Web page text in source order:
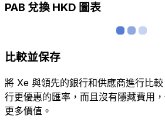
PAB 兌換 HKD 圖表
比較並保存
將 Xe 與領先的銀行和供應商進行比
行更優惠的匯率，而且沒有隱藏費用
更多價值。